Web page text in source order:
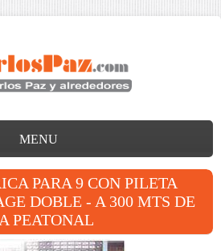
MENU
PARA 9 CON PILETA
DOBLE - A 300 MTS DE
PEATONAL